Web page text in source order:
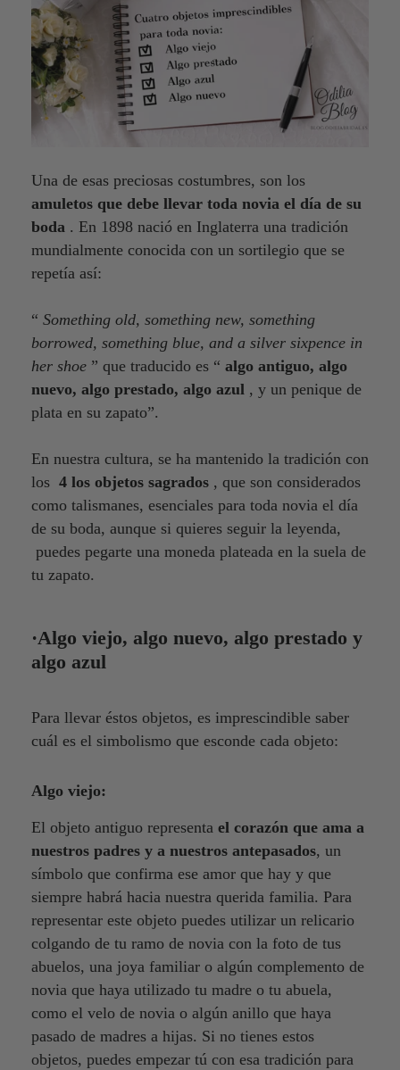
Una de esas preciosas costumbres, son los
amuletos que debe llevar toda novia el día de su
boda . En 1898 nació en Inglaterra una tradición
mundialmente conocida con un sortilegio que se
repetía así:
“ Something old, something new, something
borrowed, something blue, and a silver sixpence in
her shoe ” que traducido es “ algo antiguo, algo
nuevo, algo prestado, algo azul , y un penique de
plata en su zapato”.
En nuestra cultura, se ha mantenido la tradición con
los 4 los objetos sagrados , que son considerados
como talismanes, esenciales para toda novia el día
de su boda, aunque si quieres seguir la leyenda,
puedes pegarte una moneda plateada en la suela de
tu zapato.
·Algo viejo, algo nuevo, algo prestado y
algo azul
Para llevar éstos objetos, es imprescindible saber
cuál es el simbolismo que esconde cada objeto:
Algo viejo:
El objeto antiguo representa el corazón que ama a
nuestros padres y a nuestros antepasados, un
símbolo que confirma ese amor que hay y que
siempre habrá hacia nuestra querida familia. Para
representar este objeto puedes utilizar un relicario
colgando de tu ramo de novia con la foto de tus
abuelos, una joya familiar o algún complemento de
novia que haya utilizado tu madre o tu abuela,
como el velo de novia o algún anillo que haya
pasado de madres a hijas. Si no tienes estos
objetos, puedes empezar tú con esa tradición para